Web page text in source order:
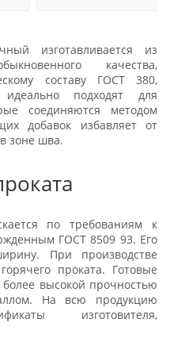
изготавливается из
качества,
составу ГОСТ 380,
подходят для
соединяются методом
добавок избавляет от
зоне шва.
по требованиям к
ГОСТ 8509 93. Его
При производстве
проката. Готовые
более высокой прочностью
На всю продукцию
изготовителя,